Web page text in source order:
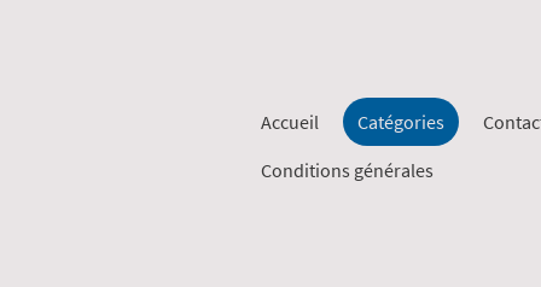
Accueil Catégories
Conditions générales